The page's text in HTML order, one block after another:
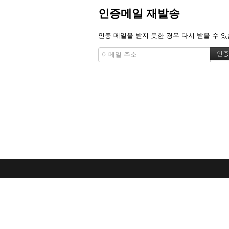
인증메일 재발송
인증 메일을 받지 못한 경우 다시 받을 수